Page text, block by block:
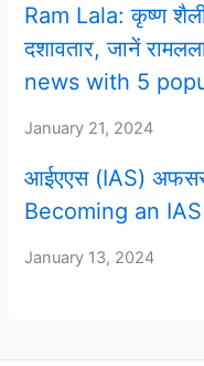
Ram Lala: कृष्ण
दशावतार, जानें
news with 5
January 21, 2024
आईएएस (IAS)
Becoming an
January 13, 2024